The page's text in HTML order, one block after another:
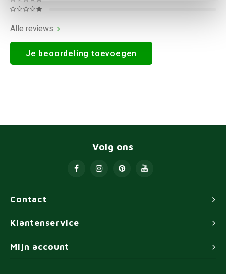
Alle reviews
Je beoordeling toevoegen
Contact
Volg ons
Klantenservice
Mijn account